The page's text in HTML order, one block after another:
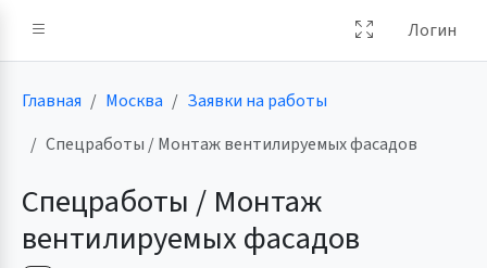
Логин
Главная Москва
Заявки на работы
Спецработы / Монтаж вентилируемых фасадов
Спецработы / Монтаж
вентилируемых фасадов